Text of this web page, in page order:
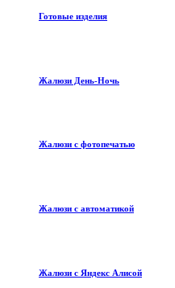
Готовые изделия
Жалюзи День-Ночь
Жалюзи с фотопечатью
Жалюзи с автоматикой
Жалюзи с Яндекс Алисой